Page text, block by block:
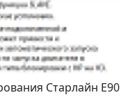
Старлайн Е90